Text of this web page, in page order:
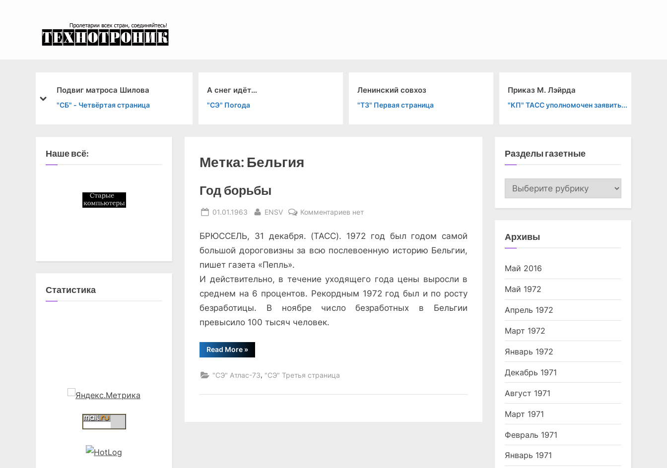
Подвиг матроса Шилова
"СБ" - Четвёртая страница
А снег идёт…
"СЭ" Погода
Ленинский совхоз
"ТЗ" Первая страница
Приказ М. Лэйрда
"КП" ТАСС уполномочен заявить...
prev
next
Метка: Бельгия
Год борьбы
Posted
01.01.1963 By
ENSV Комментариев к
Год
борьбы
нет
БРЮССЕЛЬ, 31 декабря. (ТАСС). 1972 год был годом самой
большой дороговизны за всю послевоенную историю Бельгии,
пишет газета «Пепль».
И действительно, в течение уходящего года цены выросли в
среднем на 6 процентов. Рекордным 1972 год был и по росту
безработицы. В ноябре число безработных в Бельгии
превысило 100 тысяч человек.
Read More“Год
борьбы”
»
"СЭ" Атлас-73, "СЭ" Третья страница
Наше всё:
Статистика
Разделы газетные
Разделы
газетные
Архивы
Май 2016
Май 1972
Апрель 1972
Март 1972
Январь 1972
Декабрь 1971
Август 1971
Март 1971
Февраль 1971
Январь 1971